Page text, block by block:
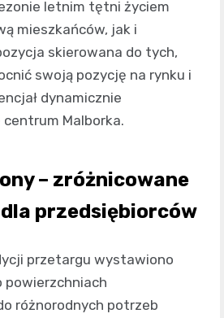
letnim tętni życiem
mieszkańców, jak i
skierowana do tych,
swoją pozycję na rynku i
dynamicznie
Malborka.
– zróżnicowane
przedsiębiorców
przetargu wystawiono
powierzchniach
różnorodnych potrzeb